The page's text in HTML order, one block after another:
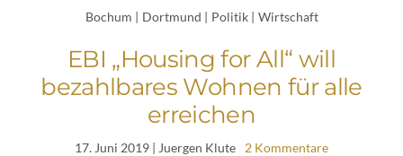
Bochum | Dortmund | Politik | Wirtschaft
EBI „Housing for All“ will
bezahlbares Wohnen für alle
erreichen
17. Juni 2019 | Juergen Klute 2 Kommentare